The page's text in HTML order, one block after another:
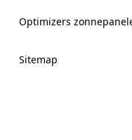
Optimizers
Sitemap